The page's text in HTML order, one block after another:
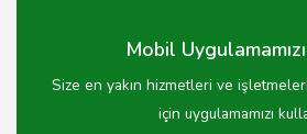
Mobil
Size en yakın hizmetleri ve
için uygulamamızı